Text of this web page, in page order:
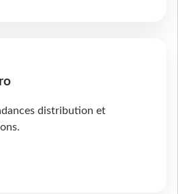
distribution et